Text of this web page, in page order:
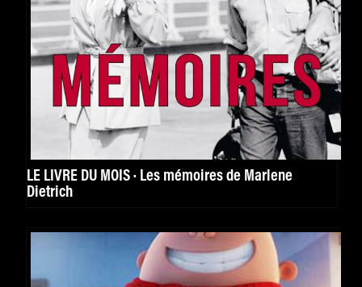
LE LIVRE DU MOIS · Les mémoires de Marlene
Dietrich